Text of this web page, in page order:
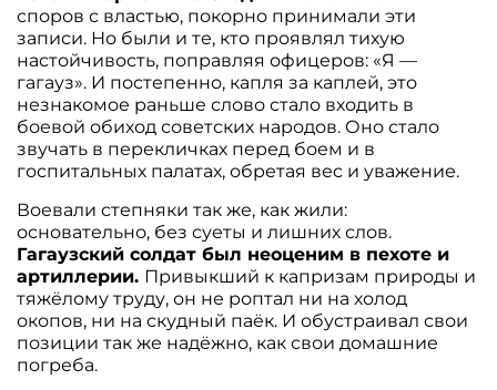
споров с властью, покорно принимали эти
записи. Но были и те, кто проявлял тихую
настойчивость, поправляя офицеров: «Я —
гагауз». И постепенно, капля за каплей, это
незнакомое раньше слово стало входить в
боевой обиход советских народов. Оно стало
звучать в перекличках перед боем и в
госпитальных палатах, обретая вес и уважение.
Воевали степняки так же, как жили:
основательно, без суеты и лишних слов.
Гагаузский солдат был неоценим в пехоте и
артиллерии. Привыкший к капризам природы и
тяжёлому труду, он не роптал ни на холод
окопов, ни на скудный паёк. И обустраивал свои
позиции так же надёжно, как свои домашние
погреба.